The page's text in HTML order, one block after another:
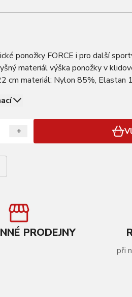
ponožky FORCE i pro další
materiál výška ponožky v
cm materiál: Nylon 85%, Elastan
+
PRODEJNY
při